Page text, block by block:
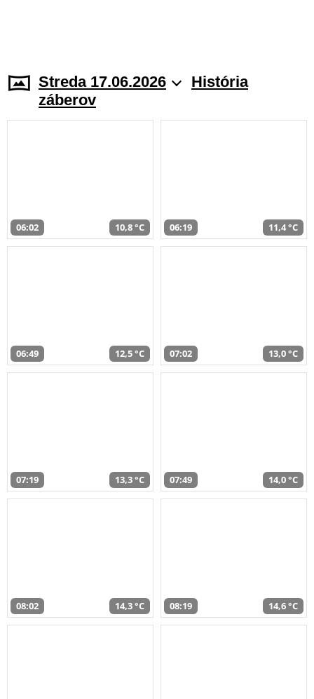
Streda 17.06.2026
História
záberov
06:02 10,8 °C 06:19 11,4 °C
06:49 12,5 °C 07:02 13,0 °C
07:19 13,3 °C 07:49 14,0 °C
08:02 14,3 °C 08:19 14,6 °C